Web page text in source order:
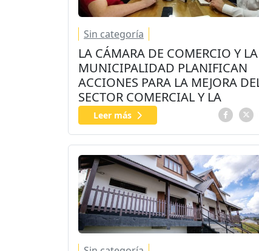
Sin categoría
LA CÁMARA DE COMERCIO Y LA
MUNICIPALIDAD PLANIFICAN
ACCIONES PARA LA MEJORA
SECTOR COMERCIAL Y LA
COMUNIDAD
Leer más